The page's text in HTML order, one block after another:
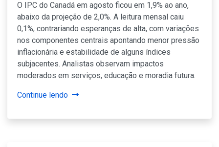
O IPC do Canadá em agosto ficou em 1,9% ao ano,
abaixo da projeção de 2,0%. A leitura mensal caiu
0,1%, contrariando esperanças de alta, com variações
nos componentes centrais apontando menor pressão
inflacionária e estabilidade de alguns índices
subjacentes. Analistas observam impactos
moderados em serviços, educação e moradia futura.
Continue lendo